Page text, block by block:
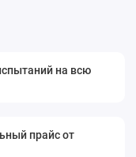
на всю
прайс от